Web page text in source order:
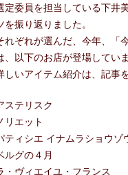
定委員を担当している下井
を振り返りました。
れぞれが選んだ、今年、「
、以下のお店が登場していま
しいアイテム紹介は、記事
ステリスク
リエット
ティシエ イナムラショウゾ
ルグの４月
・ヴィエイユ・フランス